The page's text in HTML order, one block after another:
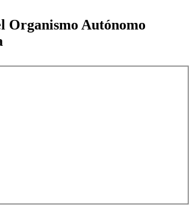
Organismo Autónomo